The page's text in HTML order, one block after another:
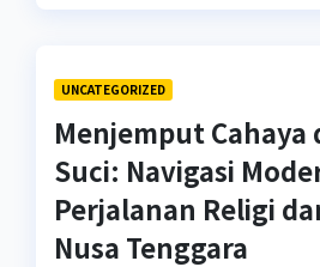
UNCATEGORIZED
Menjemput Cahaya
Suci: Navigasi
Perjalanan Religi
Nusa Tenggara